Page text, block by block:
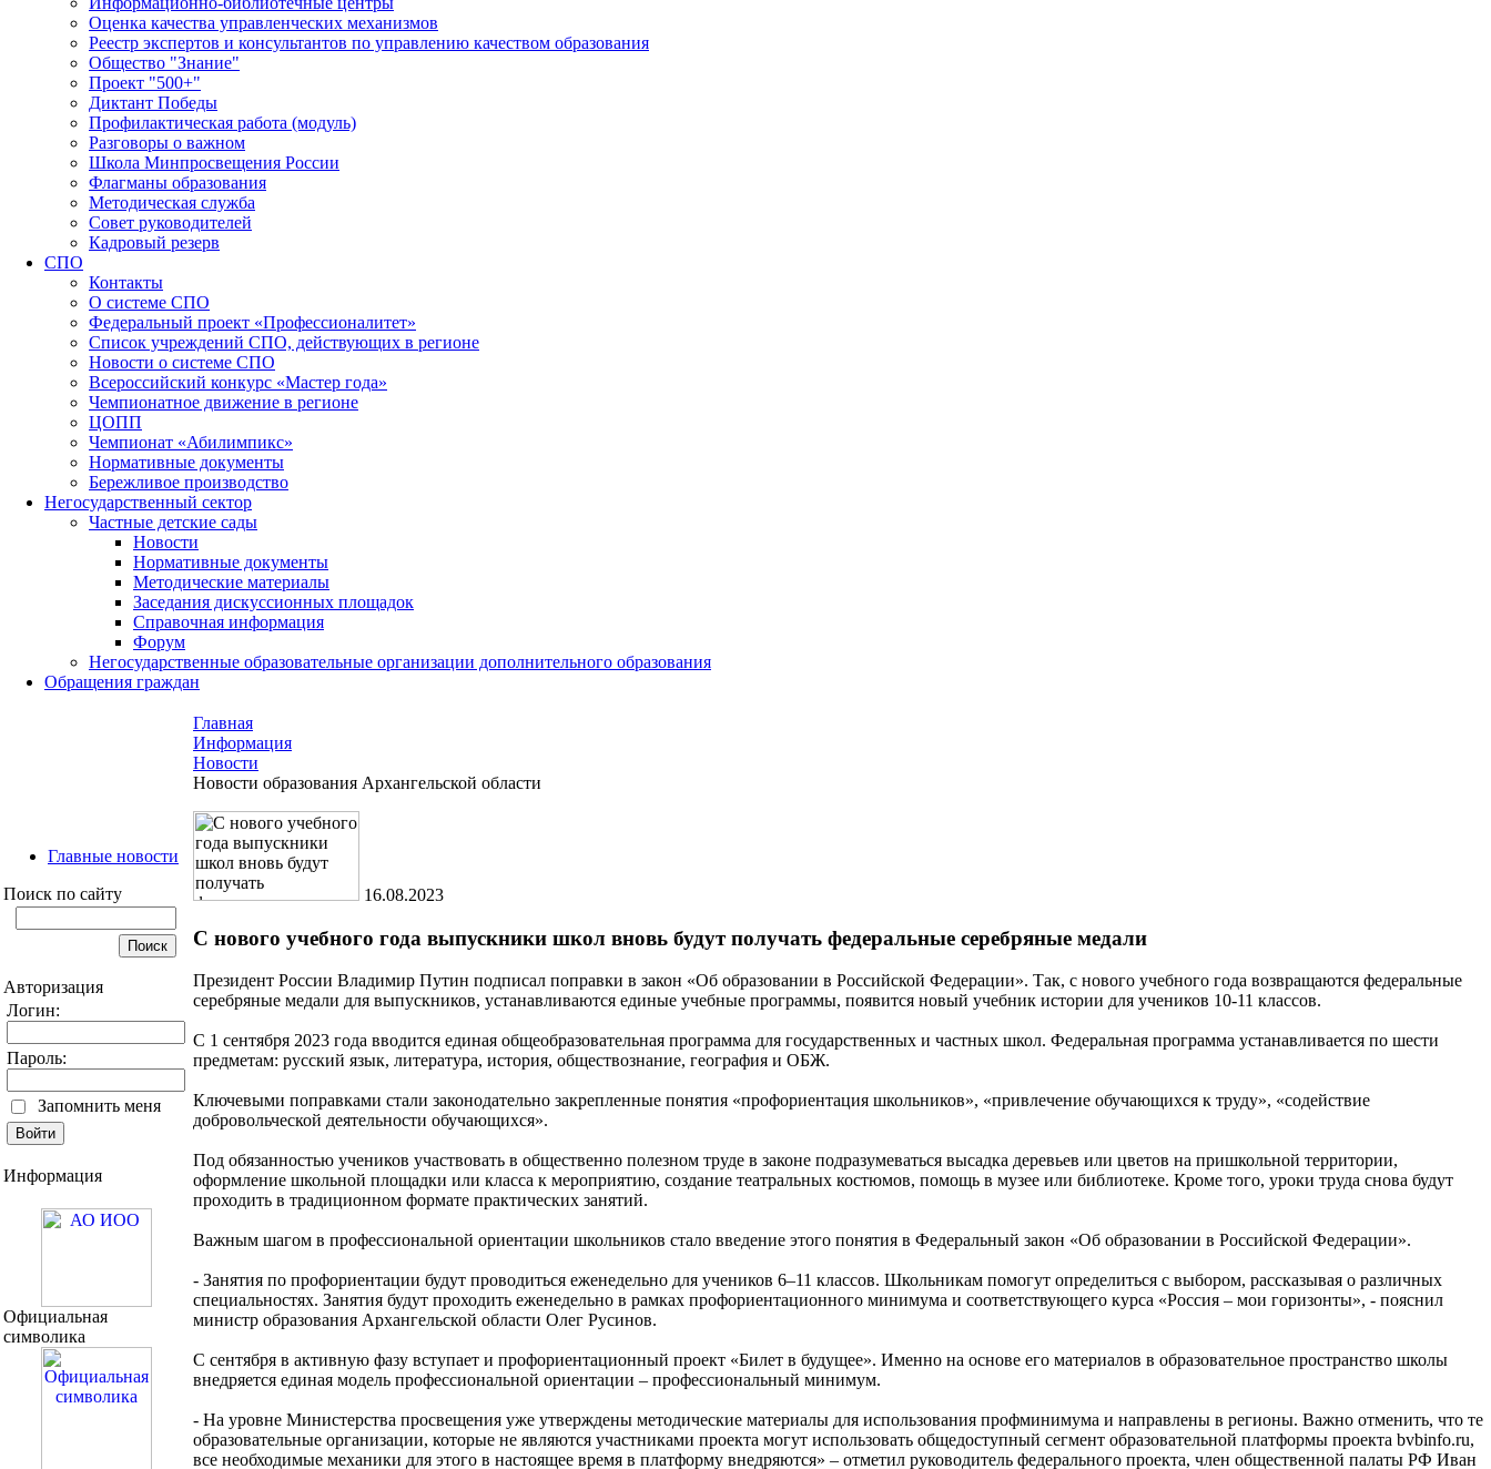
Оценка качества управленческих механизмов
Реестр экспертов и консультантов по управлению качеством образования
Общество "Знание"
Проект "500+"
Диктант Победы
Профилактическая работа (модуль)
Разговоры о важном
Школа Минпросвещения России
Флагманы образования
Методическая служба
Совет руководителей
Кадровый резерв
СПО
Контакты
О системе СПО
Федеральный проект «Профессионалитет»
Список учреждений СПО, действующих в регионе
Новости о системе СПО
Всероссийский конкурс «Мастер года»
Чемпионатное движение в регионе
ЦОПП
Чемпионат «Абилимпикс»
Нормативные документы
Бережливое производство
Негосударственный сектор
Частные детские сады
Новости
Нормативные документы
Методические материалы
Заседания дискуссионных площадок
Справочная информация
Форум
Негосударственные образовательные организации дополнительного образования
Обращения граждан
Главные новости
Поиск по сайту
Авторизация
Логин:
Пароль:
Запомнить меня
Информация
Официальная
символика
Главная
Информация
Новости
Новости образования Архангельской области
16.08.2023
С нового учебного года выпускники школ вновь будут получать федеральные серебряные медали
Президент России Владимир Путин подписал поправки в закон «Об образовании в Российской Федерации». Так, с нового учебного года возвращаются федеральные
серебряные медали для выпускников, устанавливаются единые учебные программы, появится новый учебник истории для учеников 10-11 классов.
С 1 сентября 2023 года вводится единая общеобразовательная программа для государственных и частных школ. Федеральная программа устанавливается по шести
предметам: русский язык, литература, история, обществознание, география и ОБЖ.
Ключевыми поправками стали законодательно закрепленные понятия «профориентация школьников», «привлечение обучающихся к труду», «содействие
добровольческой деятельности обучающихся».
Под обязанностью учеников участвовать в общественно полезном труде в законе подразумеваться высадка деревьев или цветов на пришкольной территории,
оформление школьной площадки или класса к мероприятию, создание театральных костюмов, помощь в музее или библиотеке. Кроме того, уроки труда снова будут
проходить в традиционном формате практических занятий.
Важным шагом в профессиональной ориентации школьников стало введение этого понятия в Федеральный закон «Об образовании в Российской Федерации».
- Занятия по профориентации будут проводиться еженедельно для учеников 6–11 классов. Школьникам помогут определиться с выбором, рассказывая о различных
специальностях. Занятия будут проходить еженедельно в рамках профориентационного минимума и соответствующего курса «Россия – мои горизонты», - пояснил
министр образования Архангельской области Олег Русинов.
С сентября в активную фазу вступает и профориентационный проект «Билет в будущее». Именно на основе его материалов в образовательное пространство школы
внедряется единая модель профессиональной ориентации – профессиональный минимум.
- На уровне Министерства просвещения уже утверждены методические материалы для использования профминимума и направлены в регионы. Важно отменить, что те
образовательные организации, которые не являются участниками проекта могут использовать общедоступный сегмент образовательной платформы проекта bvbinfo.ru,
все необходимые механики для этого в настоящее время в платформу внедряются» – отметил руководитель федерального проекта, член общественной палаты РФ Иван